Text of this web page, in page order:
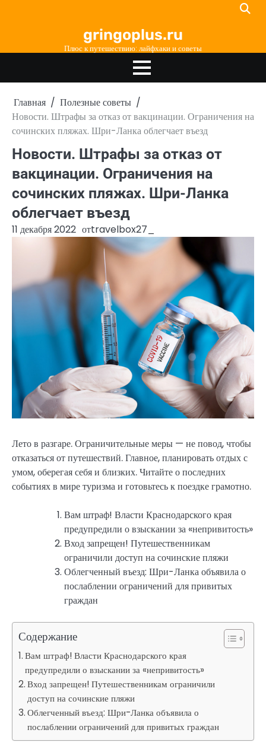
gringoplus.ru
Плюс к путешествию: лайфхаки и советы
Главная
Полезные советы
Новости. Штрафы за отказ от вакцинации. Ограничения на
сочинских пляжах. Шри-Ланка облегчает въезд
Новости. Штрафы за отказ от
вакцинации. Ограничения на
сочинских пляжах. Шри-Ланка
облегчает въезд
11 декабря 2022 отtravelbox27_
Лето в разгаре. Ограничительные меры — не повод, чтобы
отказаться от путешествий. Главное, планировать отдых с
умом, оберегая себя и близких. Читайте о последних
событиях в мире туризма и готовьтесь к поездке грамотно.
Вам штраф! Власти Краснодарского края
предупредили о взыскании за «непривитость»
Вход запрещен! Путешественникам
ограничили доступ на сочинские пляжи
Облегченный въезд: Шри-Ланка объявила о
послаблении ограничений для привитых
граждан
Содержание
Вам штраф! Власти Краснодарского края
предупредили о взыскании за «непривитость»
Вход запрещен! Путешественникам ограничили
доступ на сочинские пляжи
Облегченный въезд: Шри-Ланка объявила о
послаблении ограничений для привитых граждан